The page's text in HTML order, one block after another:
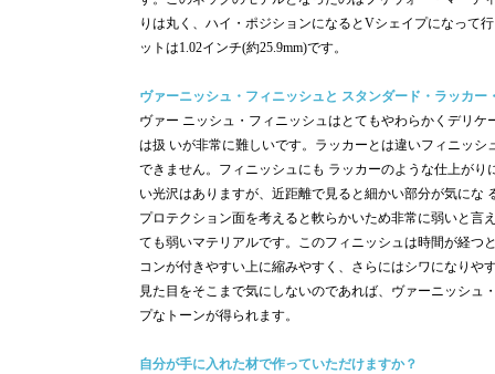
りは丸く、ハイ・ポジションになるとVシェイプになって
ットは1.02インチ(約25.9mm)です。
ヴァーニッシュ・フィニッシュと スタンダード・ラッカ
ヴァー ニッシュ・フィニッシュはとてもやわらかくデリ
は扱 いが非常に難しいです。ラッカーとは違いフィニッ
できません。フィニッシュにも ラッカーのような仕上が
い光沢はありますが、近距離で見ると細かい部分が気にな
プロテクション面を考えると軟らかいため非常に弱いと言
ても弱いマテリアルです。このフィニッシュは時間が経つ
コンが付きやすい上に縮みやすく、さらにはシワになりや
見た目をそこまで気にしないのであれば、ヴァーニッシ
プなトーンが得られます。
自分が手に入れた材で作っていただけますか？